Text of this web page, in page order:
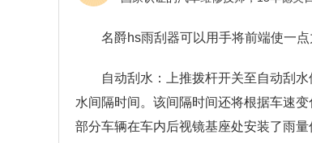
名爵hs雨刮器可以用手将前端使一
自动刮水：上推拨杆开关至自动刮
水间隔时间。该间隔时间还将根据车速
部分车辆在车内后视镜基座处安装了雨